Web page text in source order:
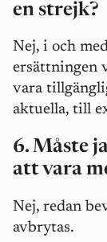
en strejk?
Nej, i och
ersättningen
vara
aktuella, till
6. Måste
att vara
Nej, redan
avbrytas.